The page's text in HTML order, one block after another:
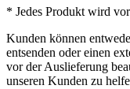
* Jedes Produkt wird
Kunden können
entsenden oder einen
vor der Auslieferung
unseren Kunden zu